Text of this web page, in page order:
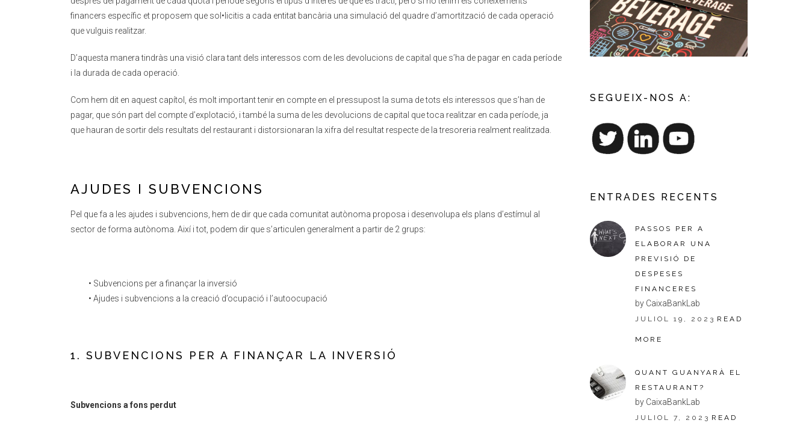
financers específic et proposem que sol•licitis a cada entitat bancària una simulació del quadre d’amortització de cada operació
que vulguis realitzar.
D’aquesta manera tindràs una visió clara tant dels interessos com de les devolucions de capital que s’ha de pagar en cada període
i la durada de cada operació.
Com hem dit en aquest capítol, és molt important tenir en compte en el pressupost la suma de tots els interessos que s’han de
pagar, que són part del compte d’explotació, i també la suma de les devolucions de capital que toca realitzar en cada període, ja
que hauran de sortir dels resultats del restaurant i distorsionaran la xifra del resultat respecte de la tresoreria realment realitzada.
AJUDES I SUBVENCIONS
Pel que fa a les ajudes i subvencions, hem de dir que cada comunitat autònoma proposa i desenvolupa els plans d’estímul al
sector de forma autònoma. Així i tot, podem dir que s’articulen generalment a partir de 2 grups:
• Subvencions per a finançar la inversió
• Ajudes i subvencions a la creació d’ocupació i l’autoocupació
1. SUBVENCIONS PER A FINANÇAR LA INVERSIÓ
Subvencions a fons perdut
SEGUEIX-NOS A:
ENTRADES RECENTS
PASSOS PER A
ELABORAR UNA
PREVISIÓ DE
DESPESES
FINANCERES
by CaixaBankLab
JULIOL 19, 2023 READ
MORE
QUANT GUANYARÀ EL
RESTAURANT?
by CaixaBankLab
JULIOL 7, 2023 READ